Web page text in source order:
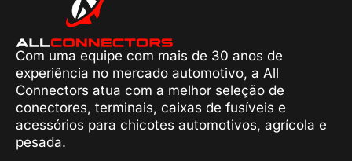
Com uma equipe com mais de 30 anos de
experiência no mercado automotivo, a All
Connectors atua com a melhor seleção de
conectores, terminais, caixas de fusíveis e
acessórios para chicotes automotivos, agrícola e
pesada.